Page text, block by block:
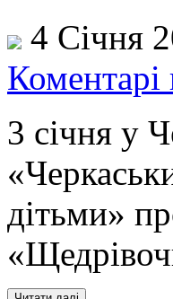
4 Січня
Коментарі
3 січня у
дітьми»